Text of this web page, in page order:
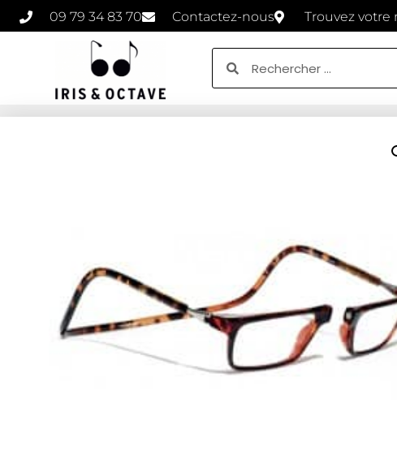
09 79 34 83 70 Contactez-nous Trouvez votre